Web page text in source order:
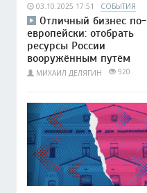
03.10.2025 17:51 СОБЫТИЯ
Отличный бизнес по-
европейски: отобрать
ресурсы России
вооружённым путём
МИХАИЛ ДЕЛЯГИН 920